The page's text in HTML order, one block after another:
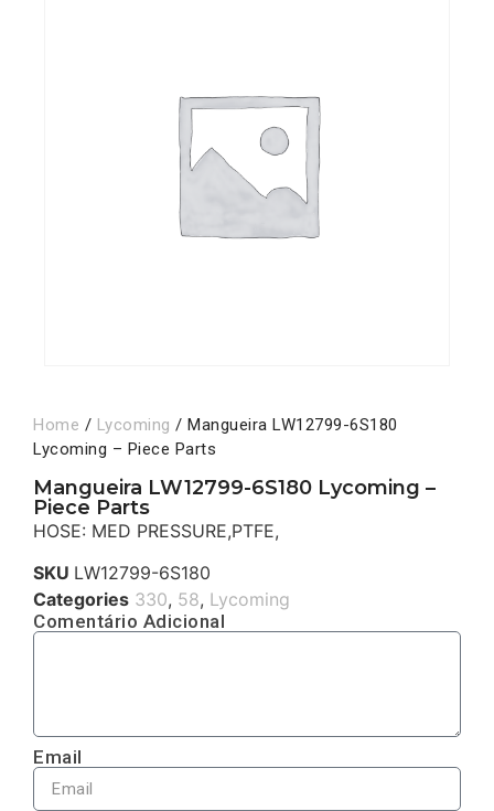
Home / Lycoming / Mangueira LW12799-6S180
Lycoming – Piece Parts
Mangueira LW12799-6S180 Lycoming –
Piece Parts
HOSE: MED PRESSURE,PTFE,
SKU LW12799-6S180
Categories 330, 58, Lycoming
Comentário Adicional
Email